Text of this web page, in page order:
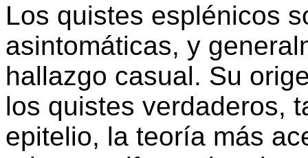
Los quistes esplénicos
asintomáticas, y
hallazgo casual. Su
los quistes verdaderos,
epitelio, la teoría más